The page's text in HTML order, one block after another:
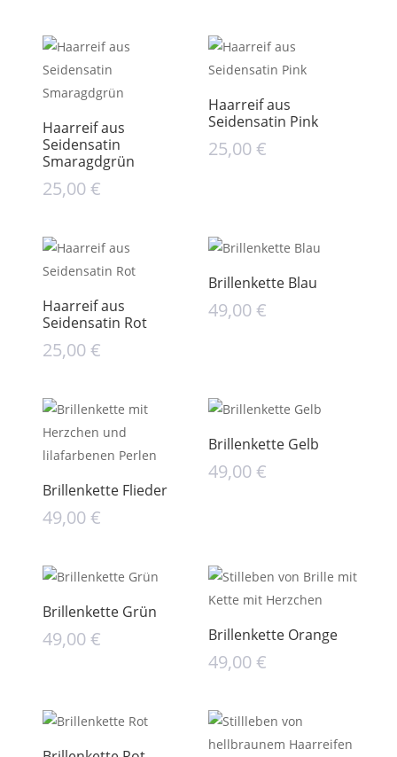
Haarreif aus
Seidensatin
Smaragdgrün
25,00€
Haarreif aus
Seidensatin Pink
25,00€
Haarreif aus
Seidensatin Rot
25,00€
Brillenkette Blau
49,00€
Brillenkette Flieder
49,00€
Brillenkette Gelb
49,00€
Brillenkette Grün
49,00€ Brillenkette Orange
49,00€